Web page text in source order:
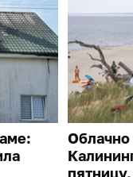
Облачно